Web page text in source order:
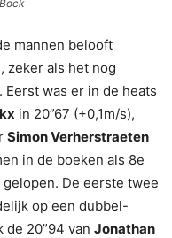
mannen belooft
zeker als het nog
was er in de heats
in 20”67 (+0,1m/s),
Simon Verherstraeten
in de boeken als 8e
De eerste twee
op een dubbel-
de 20”94 van Jonathan